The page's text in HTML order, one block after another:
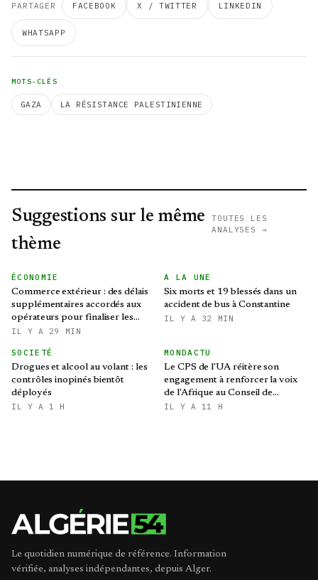
PARTAGER FACEBOOK X / TWITTER LINKEDIN
WHATSAPP
MOTS-CLÉS
GAZA LA RÉSISTANCE PALESTINIENNE
Suggestions sur le même
thème
TOUTES LES
ANALYSES →
ÉCONOMIE
Commerce extérieur : des délais
supplémentaires accordés aux
opérateurs pour finaliser les
procédures d'importation
IL Y A 29 MIN
A LA UNE
Six morts et 19 blessés dans un
accident de bus à Constantine
IL Y A 32 MIN
SOCIETÉ
Drogues et alcool au volant : les
contrôles inopinés bientôt
déployés
IL Y A 1 H
MONDACTU
Le CPS de l'UA réitère son
engagement à renforcer la voix
de l'Afrique au Conseil de
sécurité des Nations Unies
IL Y A 11 H
Le quotidien numérique de référence. Information
vérifiée, analyses indépendantes, depuis Alger.